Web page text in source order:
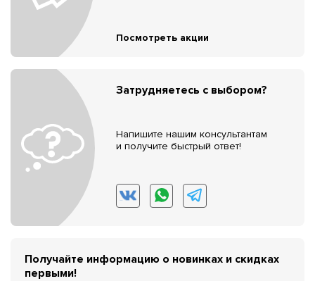
Посмотреть акции
Затрудняетесь с выбором?
Напишите нашим консультантам
и получите быстрый ответ!
Получайте информацию о новинках и скидках
первыми!